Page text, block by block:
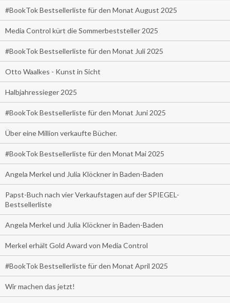
#BookTok Bestsellerliste für den Monat August 2025
Media Control kürt die Sommerbeststeller 2025
#BookTok Bestsellerliste für den Monat Juli 2025
Otto Waalkes - Kunst in Sicht
Halbjahressieger 2025
#BookTok Bestsellerliste für den Monat Juni 2025
Über eine Million verkaufte Bücher.
#BookTok Bestsellerliste für den Monat Mai 2025
Angela Merkel und Julia Klöckner in Baden-Baden
Papst-Buch nach vier Verkaufstagen auf der SPIEGEL-
Bestsellerliste
Angela Merkel und Julia Klöckner in Baden-Baden
Merkel erhält Gold Award von Media Control
#BookTok Bestsellerliste für den Monat April 2025
Wir machen das jetzt!